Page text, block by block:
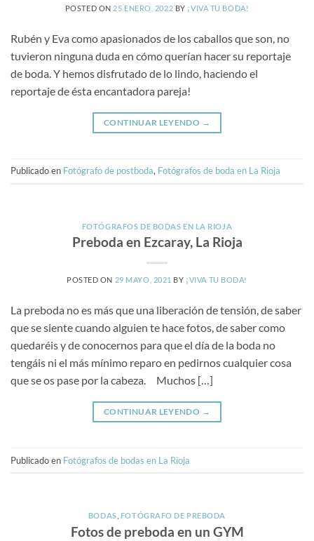
POSTED ON 25 ENERO, 2022 BY ¡VIVA TU BODA!
Rubén y Eva como apasionados de los caballos que son, no
tuvieron ninguna duda en cómo querían hacer su reportaje
de boda. Y hemos disfrutado de lo lindo, haciendo el
reportaje de ésta encantadora pareja!
CONTINUAR LEYENDO →
Publicado en Fotógrafo de postboda, Fotógrafos de boda en La Rioja
FOTÓGRAFOS DE BODAS EN LA RIOJA
Preboda en Ezcaray, La Rioja
POSTED ON 29 MAYO, 2021 BY ¡VIVA TU BODA!
La preboda no es más que una liberación de tensión, de saber
que se siente cuando alguien te hace fotos, de saber como
quedaréis y de conocernos para que el día de la boda no
tengáis ni el más mínimo reparo en pedirnos cualquier cosa
que se os pase por la cabeza. Muchos […]
CONTINUAR LEYENDO →
Publicado en Fotógrafos de bodas en La Rioja
BODAS FOTÓGRAFO DE PREBODA
Fotos de preboda en un GYM